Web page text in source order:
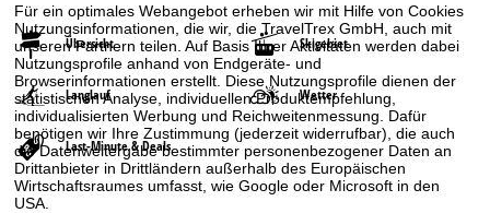
Für ein optimales Webangebot erheben wir mit Hilfe von Cookies
Nutzungsinformationen, die wir, die TravelTrex GmbH, auch mit
unseren Partnern teilen. Auf Basis Ihrer Aktivitäten werden dabei
Nutzungsprofile anhand von Endgeräte- und
Browserinformationen erstellt. Diese Nutzungsprofile dienen der
statistischen Analyse, individuellen Produktempfehlung,
individualisierten Werbung und Reichweitenmessung. Dafür
benötigen wir Ihre Zustimmung (jederzeit widerrufbar), die auch
die Datenweitergabe bestimmter personenbezogener Daten an
Drittanbieter in Drittländern außerhalb des Europäischen
Wirtschaftsraumes umfasst, wie Google oder Microsoft in den
USA.
Übersicht Skigebiet
Langlauf Wetter
Last-Minute & Deals